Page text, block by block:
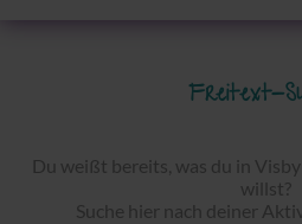
Freitext-
Du weißt bereits, was du in
willst?
Suche hier nach deiner